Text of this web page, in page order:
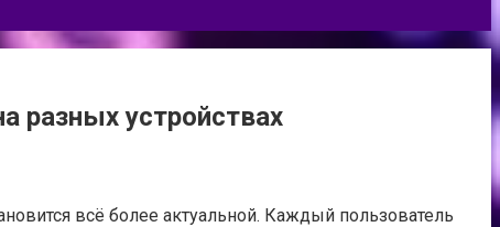
разных устройствах
всё более актуальной. Каждый пользователь